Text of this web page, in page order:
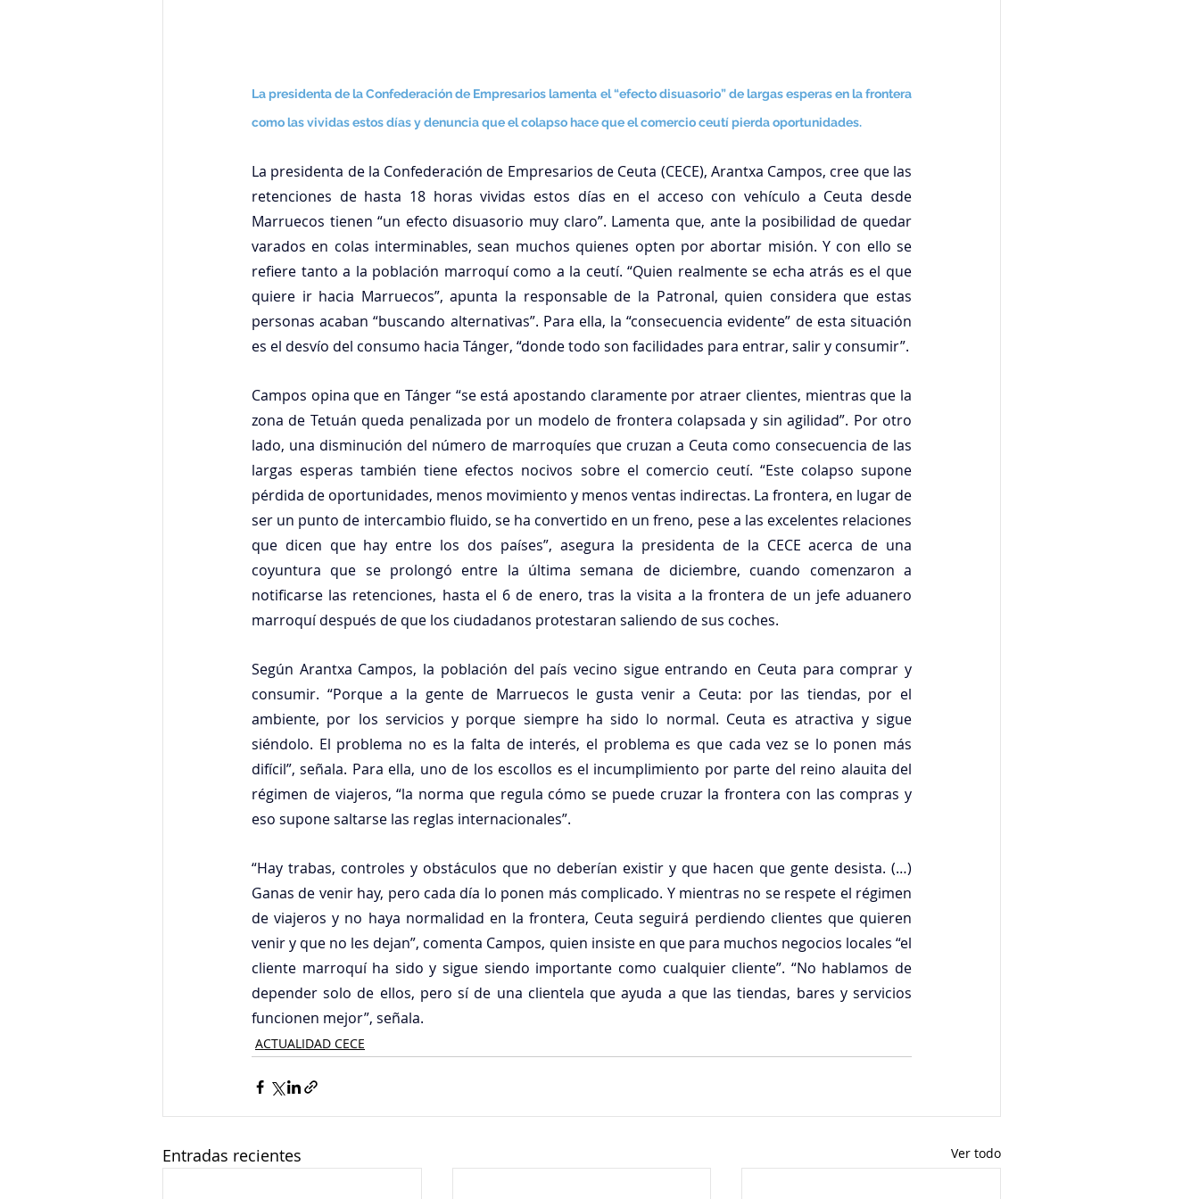
La presidenta de la Confederación de Empresarios lamenta el “efecto disuasorio” de largas esperas en la frontera
como las vividas estos días y denuncia que el colapso hace que el comercio ceutí pierda oportunidades.
La presidenta de la Confederación de Empresarios de Ceuta (CECE), Arantxa Campos, cree que las
retenciones de hasta 18 horas vividas estos días en el acceso con vehículo a Ceuta desde
Marruecos tienen “un efecto disuasorio muy claro”. Lamenta que, ante la posibilidad de quedar
varados en colas interminables, sean muchos quienes opten por abortar misión. Y con ello se
refiere tanto a la población marroquí como a la ceutí. “Quien realmente se echa atrás es el que
quiere ir hacia Marruecos”, apunta la responsable de la Patronal, quien considera que estas
personas acaban “buscando alternativas”. Para ella, la “consecuencia evidente” de esta situación
es el desvío del consumo hacia Tánger, “donde todo son facilidades para entrar, salir y consumir”.
Campos opina que en Tánger “se está apostando claramente por atraer clientes, mientras que la
zona de Tetuán queda penalizada por un modelo de frontera colapsada y sin agilidad”. Por otro
lado, una disminución del número de marroquíes que cruzan a Ceuta como consecuencia de las
largas esperas también tiene efectos nocivos sobre el comercio ceutí. “Este colapso supone
pérdida de oportunidades, menos movimiento y menos ventas indirectas. La frontera, en lugar de
ser un punto de intercambio fluido, se ha convertido en un freno, pese a las excelentes relaciones
que dicen que hay entre los dos países”, asegura la presidenta de la CECE acerca de una
coyuntura que se prolongó entre la última semana de diciembre, cuando comenzaron a
notificarse las retenciones, hasta el 6 de enero, tras la visita a la frontera de un jefe aduanero
marroquí después de que los ciudadanos protestaran saliendo de sus coches.
Según Arantxa Campos, la población del país vecino sigue entrando en Ceuta para comprar y
consumir. “Porque a la gente de Marruecos le gusta venir a Ceuta: por las tiendas, por el
ambiente, por los servicios y porque siempre ha sido lo normal. Ceuta es atractiva y sigue
siéndolo. El problema no es la falta de interés, el problema es que cada vez se lo ponen más
difícil”, señala. Para ella, uno de los escollos es el incumplimiento por parte del reino alauita del
régimen de viajeros, “la norma que regula cómo se puede cruzar la frontera con las compras y
eso supone saltarse las reglas internacionales”.
“Hay trabas, controles y obstáculos que no deberían existir y que hacen que gente desista. (…)
Ganas de venir hay, pero cada día lo ponen más complicado. Y mientras no se respete el régimen
de viajeros y no haya normalidad en la frontera, Ceuta seguirá perdiendo clientes que quieren
venir y que no les dejan”, comenta Campos, quien insiste en que para muchos negocios locales “el
cliente marroquí ha sido y sigue siendo importante como cualquier cliente”. “No hablamos de
depender solo de ellos, pero sí de una clientela que ayuda a que las tiendas, bares y servicios
funcionen mejor”, señala.
ACTUALIDAD CECE
Entradas recientes Ver todo